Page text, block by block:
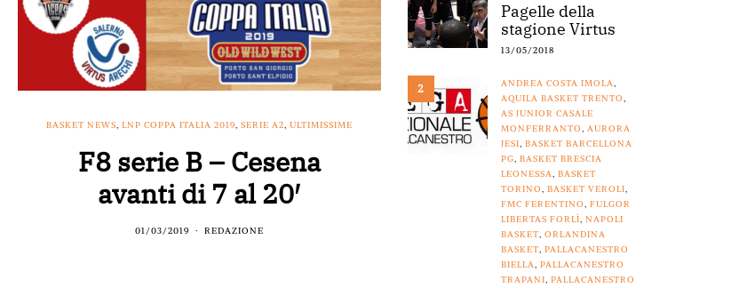
BASKET NEWS, LNP COPPA ITALIA 2019, SERIE A2, ULTIMISSIME
F8 serie B – Cesena
avanti di 7 al 20′
01/03/2019 REDAZIONE
Pagelle della
stagione Virtus
13/05/2018
2 ANDREA COSTA IMOLA,
AQUILA BASKET TRENTO,
AS JUNIOR CASALE
MONFERRANTO, AURORA
JESI, BASKET BARCELLONA
PG, BASKET BRESCIA
LEONESSA, BASKET
TORINO, BASKET VEROLI,
FMC FERENTINO, FULGOR
LIBERTAS FORLÌ, NAPOLI
BASKET, ORLANDINA
BASKET, PALLACANESTRO
BIELLA, PALLACANESTRO
TRAPANI, PALLACANESTRO